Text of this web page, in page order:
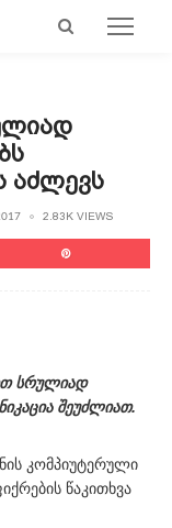
Აძლევს
2.83K VIEWS
სრულიად
შეუძლიათ.
კომპიუტერული
წაკითხვა